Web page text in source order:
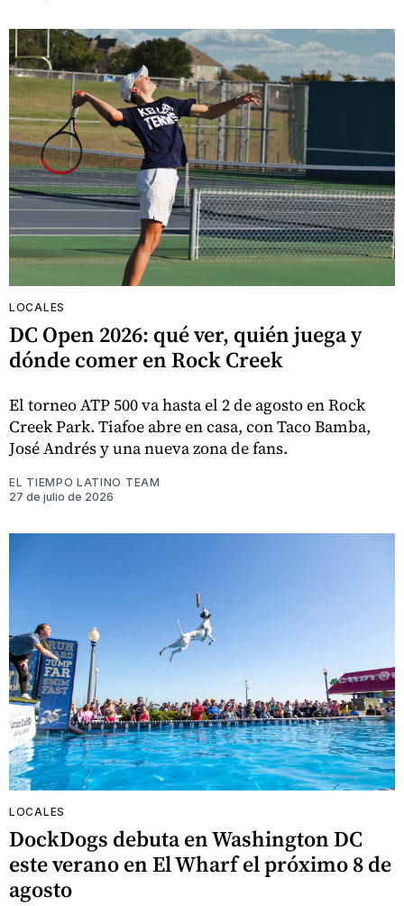
LOCALES
DC Open 2026: qué ver, quién juega y
dónde comer en Rock Creek
El torneo ATP 500 va hasta el 2 de agosto en Rock
Creek Park. Tiafoe abre en casa, con Taco Bamba,
José Andrés y una nueva zona de fans.
EL TIEMPO LATINO TEAM
27 de julio de 2026
LOCALES
DockDogs debuta en Washington DC
este verano en El Wharf el próximo 8 de
agosto